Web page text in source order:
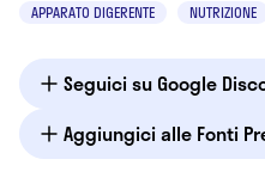
APPARATO DIGERENTE NUTRIZIONE
Seguici su Google
Aggiungici alle Fonti